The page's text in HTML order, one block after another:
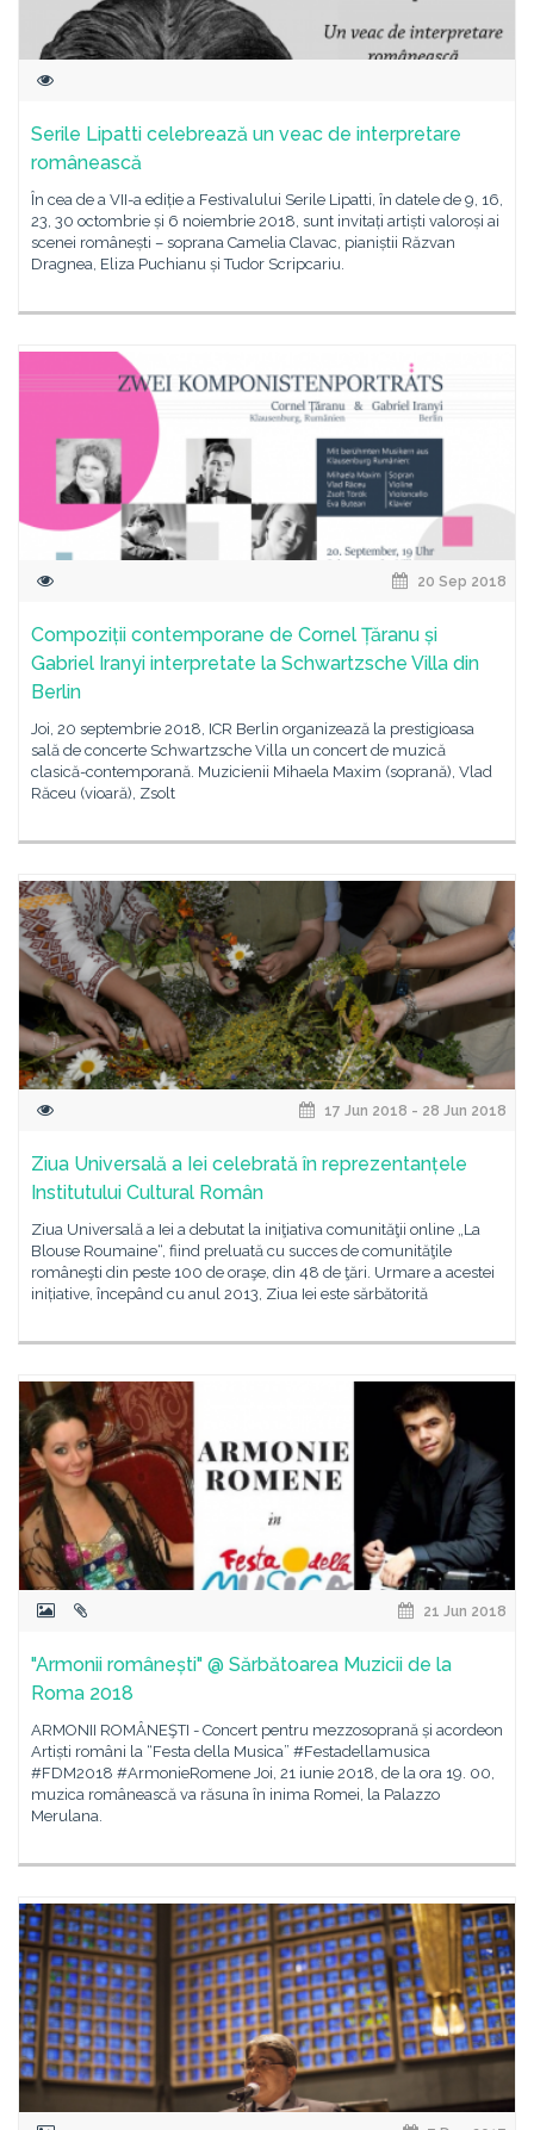
Serile Lipatti celebrează un veac de interpretare
românească
În cea de a VII-a ediție a Festivalului Serile Lipatti, în datele de 9, 16,
23, 30 octombrie și 6 noiembrie 2018, sunt invitați artiști valoroși ai
scenei românești – soprana Camelia Clavac, pianiștii Răzvan
Dragnea, Eliza Puchianu și Tudor Scripcariu.
20 Sep 2018
Compoziții contemporane de Cornel Țăranu și
Gabriel Iranyi interpretate la Schwartzsche Villa din
Berlin
Joi, 20 septembrie 2018, ICR Berlin organizează la prestigioasa
sală de concerte Schwartzsche Villa un concert de muzică
clasică-contemporană. Muzicienii Mihaela Maxim (soprană), Vlad
Răceu (vioară), Zsolt
17 Jun 2018 - 28 Jun 2018
Ziua Universală a Iei celebrată în reprezentanțele
Institutului Cultural Român
Ziua Universală a Iei a debutat la iniţiativa comunităţii online „La
Blouse Roumaine“, fiind preluată cu succes de comunităţile
româneşti din peste 100 de oraşe, din 48 de ţări. Urmare a acestei
inițiative, începând cu anul 2013, Ziua Iei este sărbătorită
21 Jun 2018
"Armonii românești" @ Sărbătoarea Muzicii de la
Roma 2018
ARMONII ROMÂNEŞTI - Concert pentru mezzosoprană și acordeon
Artiști români la “Festa della Musica” #Festadellamusica
#FDM2018 #ArmonieRomene Joi, 21 iunie 2018, de la ora 19. 00,
muzica românească va răsuna în inima Romei, la Palazzo
Merulana.